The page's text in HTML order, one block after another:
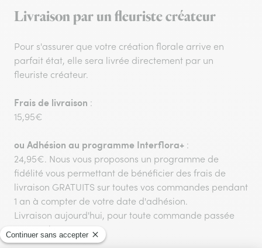
Livraison par un fleuriste créateur
Pour s'assurer que votre création florale arrive en
parfait état, elle sera livrée directement par un
fleuriste créateur.
Frais de livraison :
15,95€
ou Adhésion au programme Interflora+ :
24,95€. Nous vous proposons un programme de
fidélité vous permettant de bénéficier des frais de
livraison GRATUITS sur toutes vos commandes pendant
1 an à compter de votre date d'adhésion.
Livraison aujourd'hui, pour toute commande passée
avant 17h00.